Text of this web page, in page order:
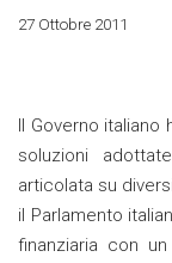
27 Ottobre 2011
Il Governo italiano
soluzioni
articolata su
il Parlamento
finanziaria con